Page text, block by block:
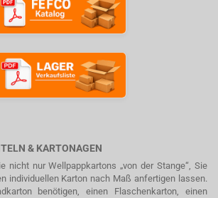
& KARTONAGEN
nicht nur Wellpappkartons „von der Stange“, Sie
individuellen Karton nach Maß anfertigen lassen.
benötigen, einen Flaschenkarton, einen